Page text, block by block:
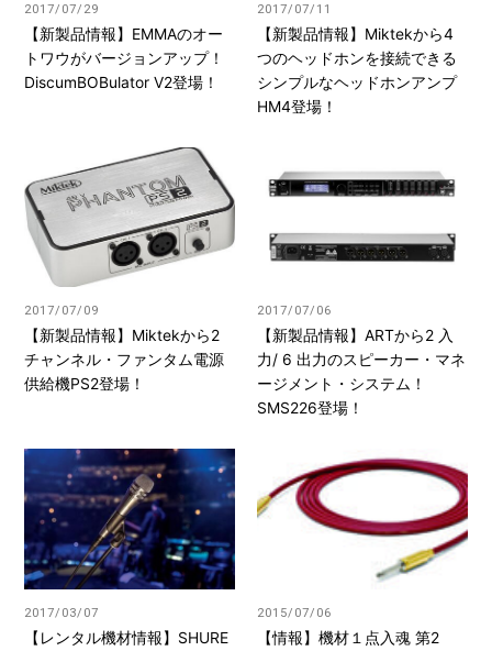
2017/07/29
【新製品情報】EMMAのオー
トワウがバージョンアップ！
DiscumBOBulator V2登場！
2017/07/11
【新製品情報】Miktekから4
つのヘッドホンを接続できる
シンプルなヘッドホンアンプ
HM4登場！
2017/07/09
【新製品情報】Miktekから2
チャンネル・ファンタム電源
供給機PS2登場！
2017/07/06
【新製品情報】ARTから2 入
力/ 6 出力のスピーカー・マネ
ージメント・システム！
SMS226登場！
2017/03/07
【レンタル機材情報】SHURE
2015/07/06
【情報】機材１点入魂 第2